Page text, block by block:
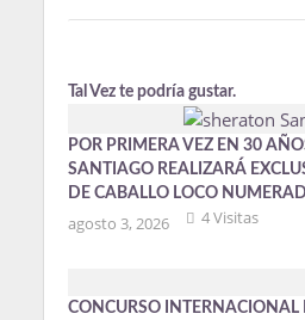
Tal Vez te podría gustar.
POR PRIMERA VEZ EN 30
SANTIAGO REALIZARÁ
DE CABALLO LOCO
agosto 3, 2026 4 Visitas
CONCURSO INTERNACIONAL